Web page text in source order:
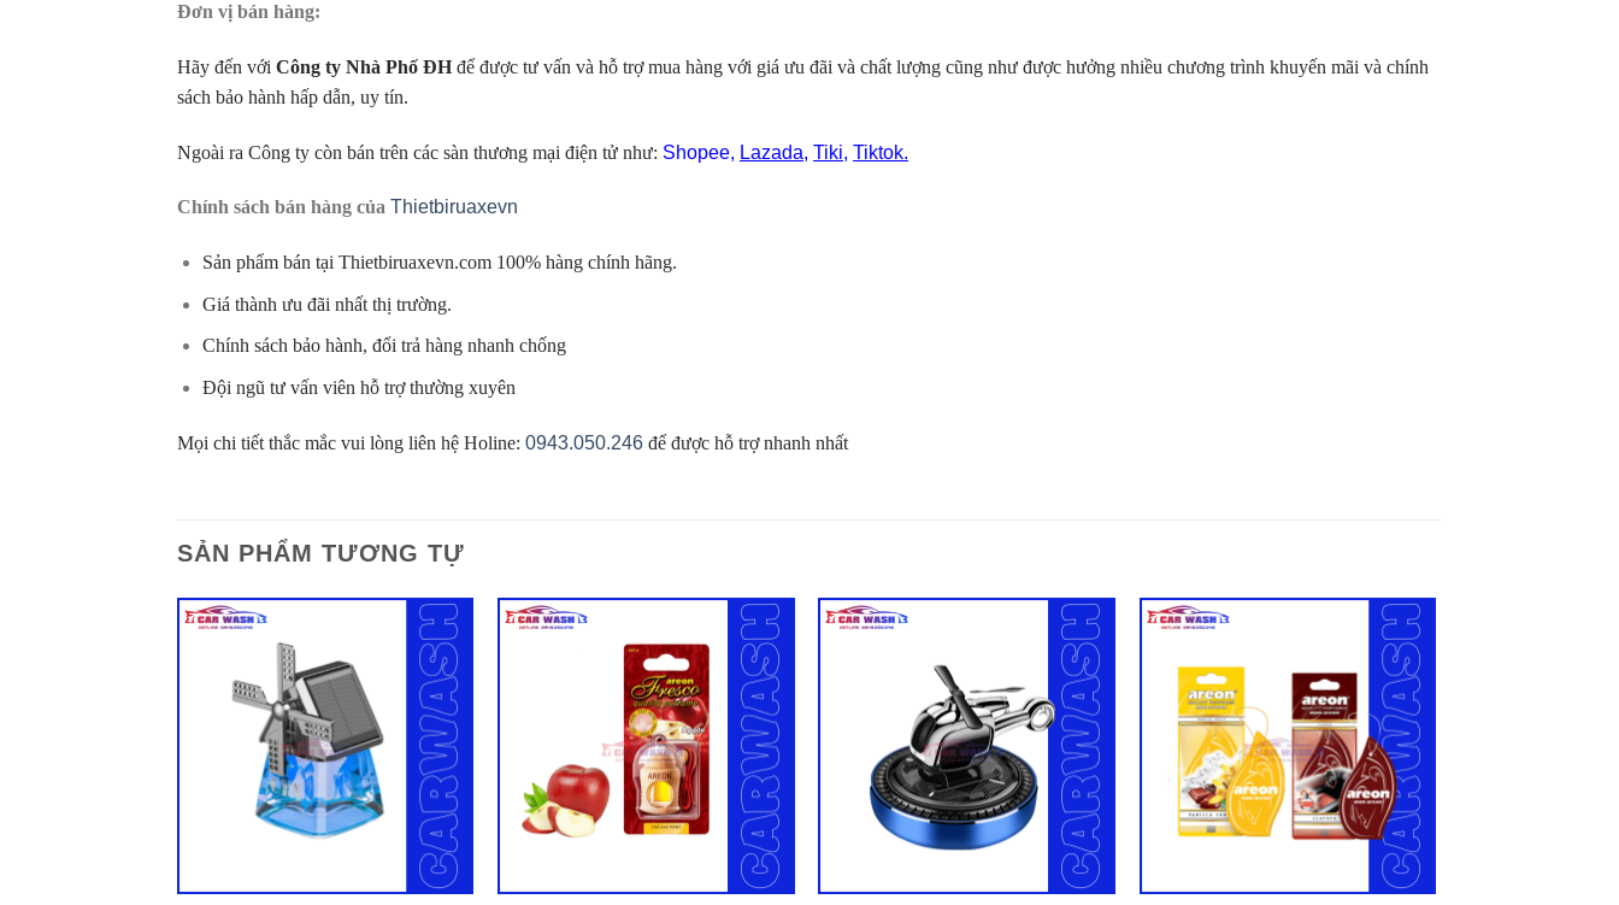
Đơn vị bán hàng:
Hãy đến với Công ty Nhà Phố ĐH để được tư vấn và hỗ trợ mua hàng với giá ưu đãi và chất lượng cũng như được hưởng nhiều chương trình khuyến mãi và chính
sách bảo hành hấp dẫn, uy tín.
Ngoài ra Công ty còn bán trên các sàn thương mại điện tử như: Shopee, Lazada, Tiki, Tiktok.
Chính sách bán hàng của Thietbiruaxevn
Sản phẩm bán tại Thietbiruaxevn.com 100% hàng chính hãng.
Giá thành ưu đãi nhất thị trường.
Chính sách bảo hành, đổi trả hàng nhanh chống
Đội ngũ tư vấn viên hỗ trợ thường xuyên
Mọi chi tiết thắc mắc vui lòng liên hệ Holine: 0943.050.246 để được hỗ trợ nhanh nhất
SẢN PHẨM TƯƠNG TỰ